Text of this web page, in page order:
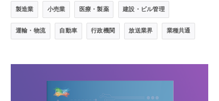
製造業 小売業 医療・製薬 建設・ビル管理
運輸・物流 自動車 行政機関 放送業界 業種共通